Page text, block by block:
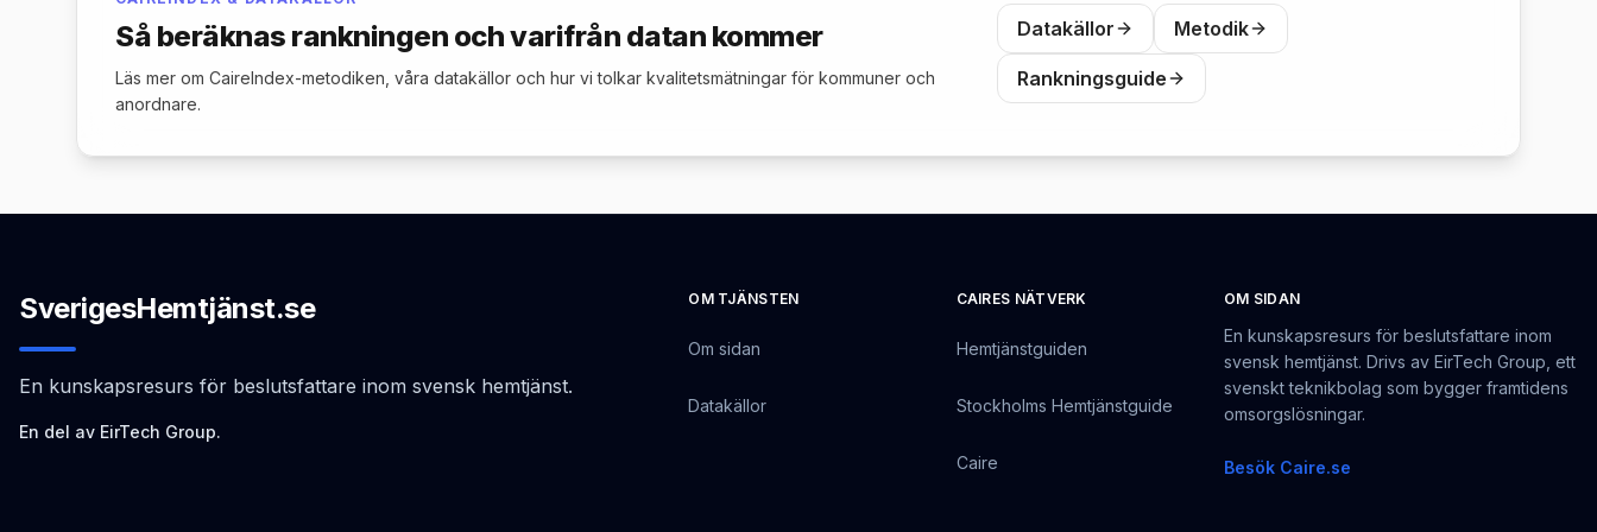
Så beräknas rankningen och varifrån datan kommer
Läs mer om CaireIndex-metodiken, våra datakällor och hur vi tolkar kvalitetsmätningar för kommuner och
anordnare.
Datakällor Metodik
Rankningsguide
SverigesHemtjänst.se
En kunskapsresurs för beslutsfattare inom svensk hemtjänst.
En del av EirTech Group.
OM TJÄNSTEN
Om sidan
Datakällor
CAIRES NÄTVERK
Hemtjänstguiden
Stockholms Hemtjänstguide
Caire
OM SIDAN
En kunskapsresurs för beslutsfattare inom
svensk hemtjänst. Drivs av EirTech Group, ett
svenskt teknikbolag som bygger framtidens
omsorgslösningar.
Besök Caire.se